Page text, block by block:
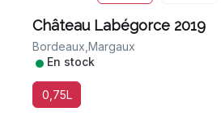
Château Labégorce 2019
Bordeaux, Margaux
•En stock
0,75L